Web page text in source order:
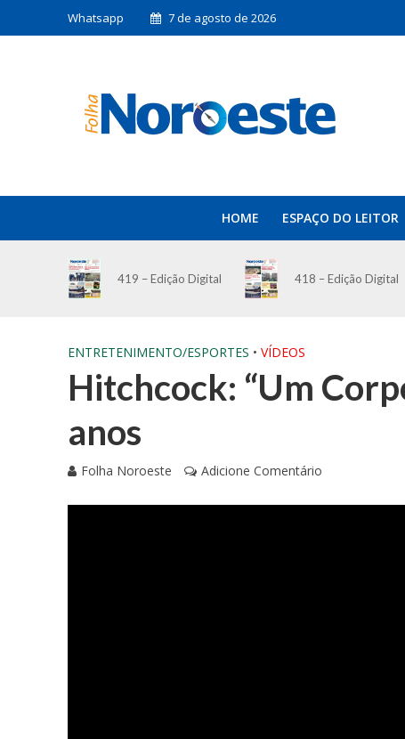
Whatsapp 7 de agosto de 2026
HOME ESPAÇO DO LEITOR
419 – Edição Digital 418 – Edição Digital
ENTRETENIMENTO/ESPORTES • VÍDEOS
Hitchcock: “Um
anos
Folha Noroeste Adicione Comentário